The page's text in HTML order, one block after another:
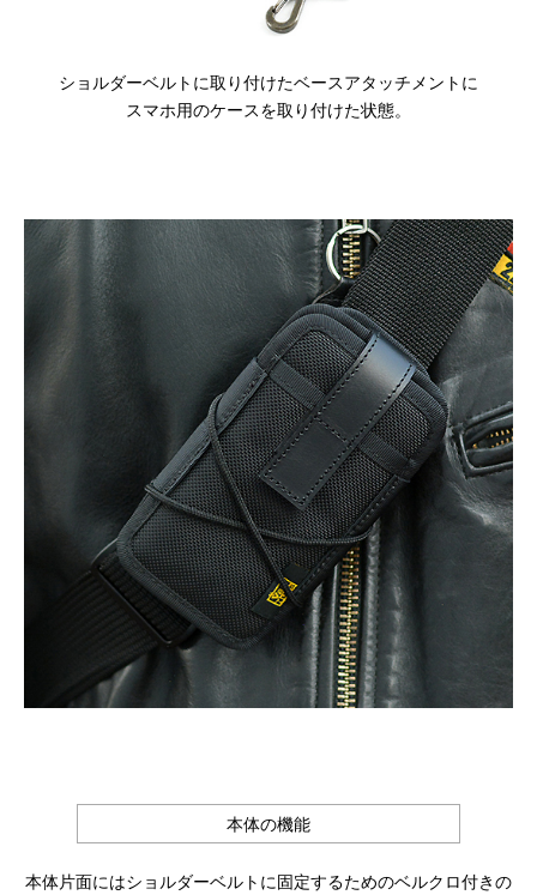
ショルダーベルトに取り付けたベースアタッチメントに
スマホ用のケースを取り付けた状態。
本体の機能
本体片面にはショルダーベルトに固定するためのベルクロ付きの